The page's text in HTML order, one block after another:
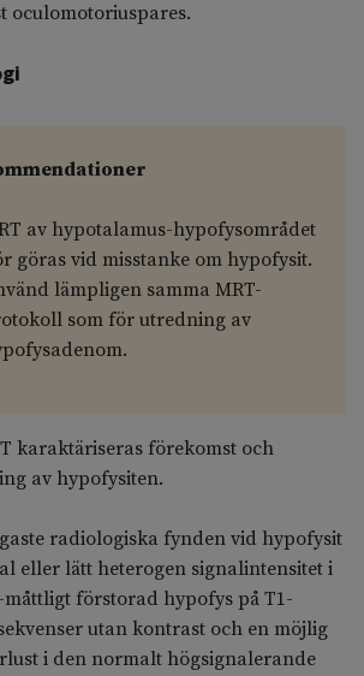
oculomotoriuspares.
av hypotalamus-hypofysområdet
göras vid misstanke om hypofysit.
lämpligen samma MRT-
som för utredning av
karaktäriseras förekomst och
av hypofysiten.
radiologiska fynden vid hypofysit
eller lätt heterogen signalintensitet i
förstorad hypofys på T1-
utan kontrast och en möjlig
i den normalt högsignalerande